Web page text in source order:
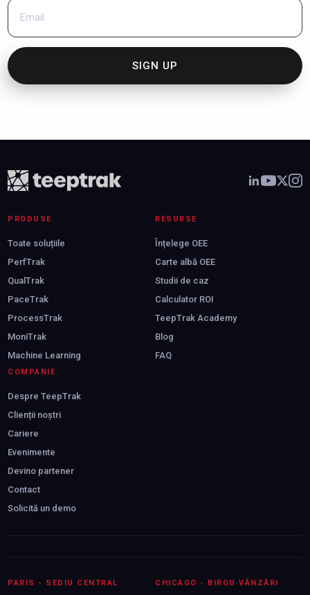
SIGN UP
PRODUSE
Toate soluțiile
PerfTrak
QualTrak
PaceTrak
ProcessTrak
MoniTrak
Machine Learning
RESURSE
Înțelege OEE
Carte albă OEE
Studii de caz
Calculator ROI
TeepTrak Academy
Blog
FAQ
COMPANIE
Despre TeepTrak
Clienții noștri
Cariere
Evenimente
Devino partener
Contact
Solicită un demo
PARIS - SEDIU CENTRAL CHICAGO - BIROU VÂNZĂRI